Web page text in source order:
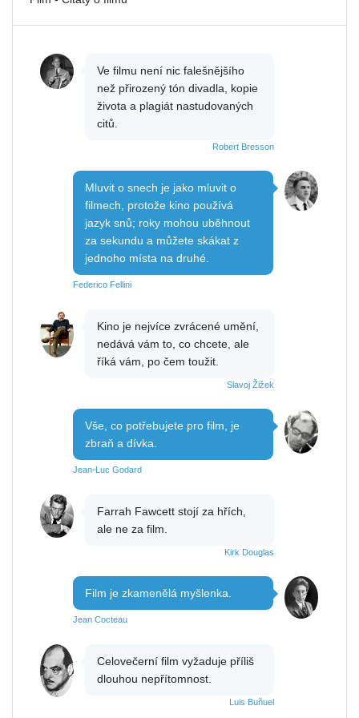
Ve filmu není nic falešnějšího
než přirozený tón divadla, kopie
života a plagiát nastudovaných
citů.
Robert Bresson
Mluvit o snech je jako mluvit o
filmech, protože kino používá
jazyk snů; roky mohou uběhnout
za sekundu a můžete skákat z
jednoho místa na druhé.
Federico Fellini
Kino je nejvíce zvrácené umění,
nedává vám to, co chcete, ale
říká vám, po čem toužit.
Slavoj Žižek
Vše, co potřebujete pro film, je
zbraň a dívka.
Jean-Luc Godard
Farrah Fawcett stojí za hřích,
ale ne za film.
Kirk Douglas
Film je zkamenělá myšlenka.
Jean Cocteau
Celovečerní film vyžaduje příliš
dlouhou nepřítomnost.
Luis Buñuel